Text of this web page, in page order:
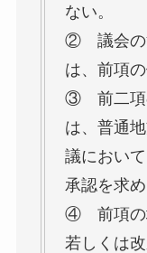
ない。
② 議会の
は、前項の
③ 前二項
は、普通
議におい
承認を求
④ 前項の
若しくは